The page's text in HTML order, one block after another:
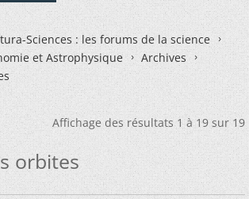
Sciences : les forums de la science
et Astrophysique
Archives
Affichage des résultats 1 à 19 sur 19
orbites